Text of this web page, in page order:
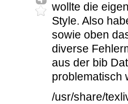
wollte die
Style. Also
sowie oben
diverse
aus der bib
problematisch
/usr/share/